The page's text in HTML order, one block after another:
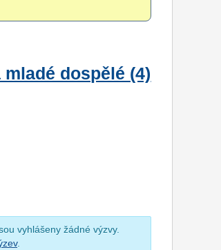
dospělé (4)
vyhlášeny žádné výzvy.
.